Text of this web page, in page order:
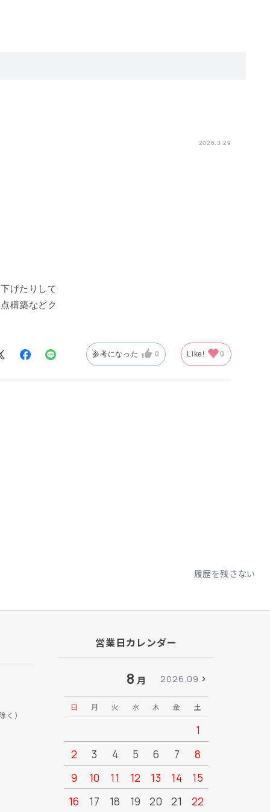
2026.3.29
げたりして
構築などク
参考になった 0 Like! 0
履歴を残さない
く）
営業日カレンダー
8 月 2026.09
日 月 火 水 木 金 土
1
2
3 4 5 6 7
8
9
10 11 12 13 14
15
16
17 18 19 20 21 22